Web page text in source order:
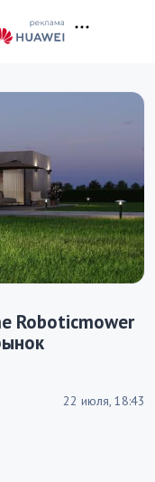
Roboticmower
22 июля, 18:43